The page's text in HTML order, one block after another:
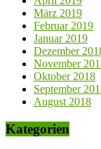
März 2019
Februar 2019
Januar 2019
Dezember
November
Oktober 2018
September
August 2018
Kategorien